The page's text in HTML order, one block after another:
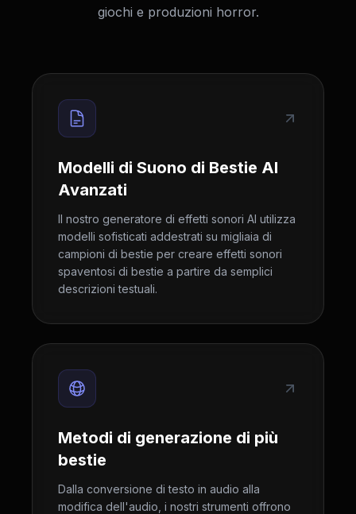
giochi e produzioni horror.
Modelli di Suono di Bestie AI
Avanzati
Il nostro generatore di effetti sonori AI utilizza
modelli sofisticati addestrati su migliaia di
campioni di bestie per creare effetti sonori
spaventosi di bestie a partire da semplici
descrizioni testuali.
Metodi di generazione di più
bestie
Dalla conversione di testo in audio alla
modifica dell'audio, i nostri strumenti offrono